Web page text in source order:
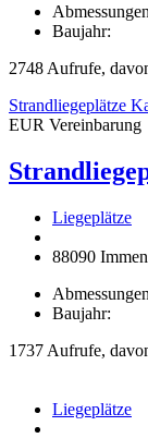
Baujahr:
2748 Aufrufe,
Strandliegeplätze
EUR Vereinbarung
Liegeplätze
88090
Baujahr:
1737 Aufrufe,
Liegeplätze